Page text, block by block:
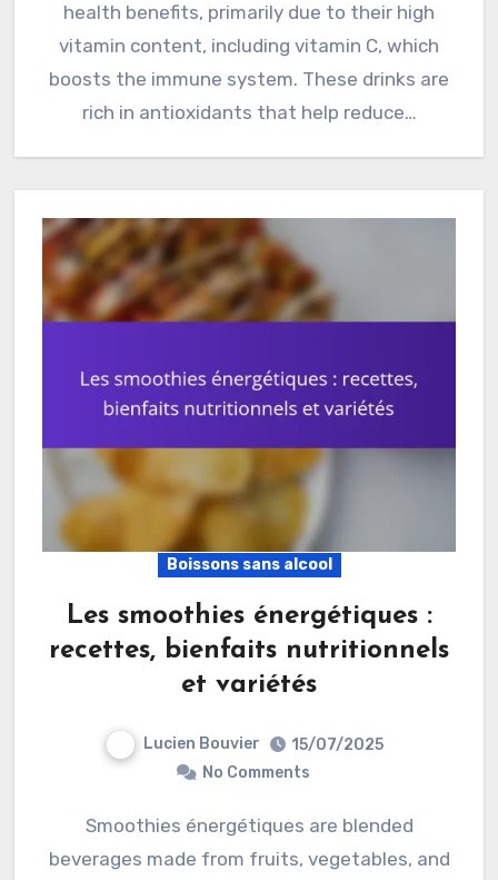
health benefits, primarily due to their high
vitamin content, including vitamin C, which
boosts the immune system. These drinks are
rich in antioxidants that help reduce…
Boissons sans alcool
Les smoothies énergétiques :
recettes, bienfaits nutritionnels
et variétés
Lucien Bouvier
15/07/2025
No Comments
Smoothies énergétiques are blended
beverages made from fruits, vegetables, and